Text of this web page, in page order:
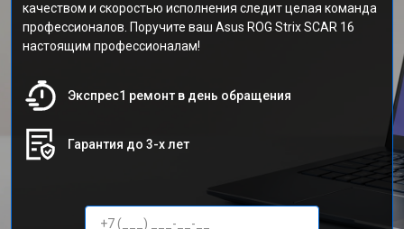
качеством и скоростью исполнения следит целая команда
профессионалов. Поручите ваш Asus ROG Strix SCAR 16
настоящим профессионалам!
Экспрес1 ремонт в день обращения
Гарантия до 3-х лет